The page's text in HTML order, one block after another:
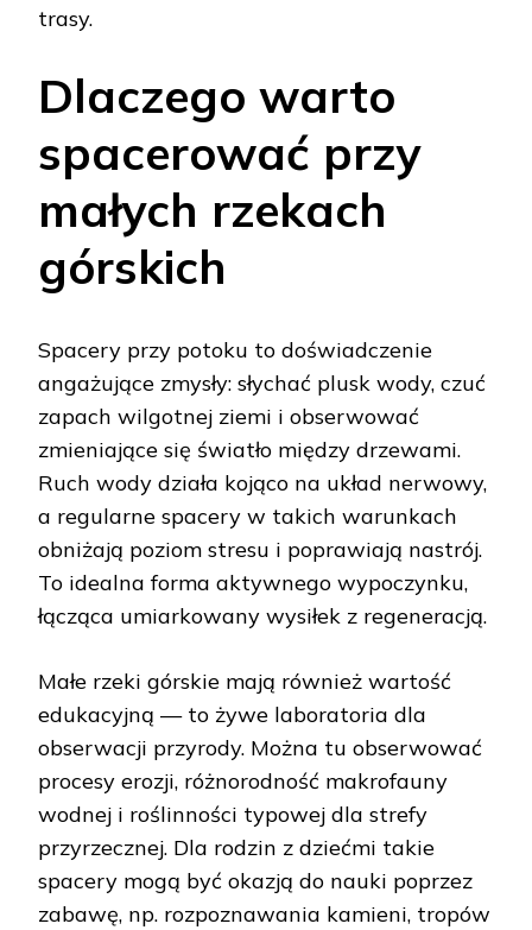
trasy.
Dlaczego warto
spacerować przy
małych rzekach
górskich
Spacery przy potoku to doświadczenie
angażujące zmysły: słychać plusk wody, czuć
zapach wilgotnej ziemi i obserwować
zmieniające się światło między drzewami.
Ruch wody działa kojąco na układ nerwowy,
a regularne spacery w takich warunkach
obniżają poziom stresu i poprawiają nastrój.
To idealna forma aktywnego wypoczynku,
łącząca umiarkowany wysiłek z regeneracją.
Małe rzeki górskie mają również wartość
edukacyjną — to żywe laboratoria dla
obserwacji przyrody. Można tu obserwować
procesy erozji, różnorodność makrofauny
wodnej i roślinności typowej dla strefy
przyrzecznej. Dla rodzin z dziećmi takie
spacery mogą być okazją do nauki poprzez
zabawę, np. rozpoznawania kamieni, tropów